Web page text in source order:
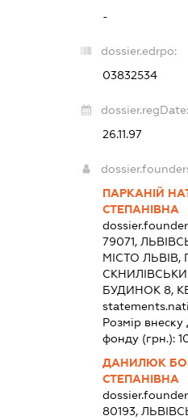
-
dossier.edrpo:
03832534
dossier.regDate:
26.11.97
ПАРКАНІЙ
СТЕПАНІВНА
79071,
МІСТО
БУДИНОК 8,
Розмір внеску
фонду (грн.):
ДАНИЛЮК
СТЕПАНІВНА
80193,